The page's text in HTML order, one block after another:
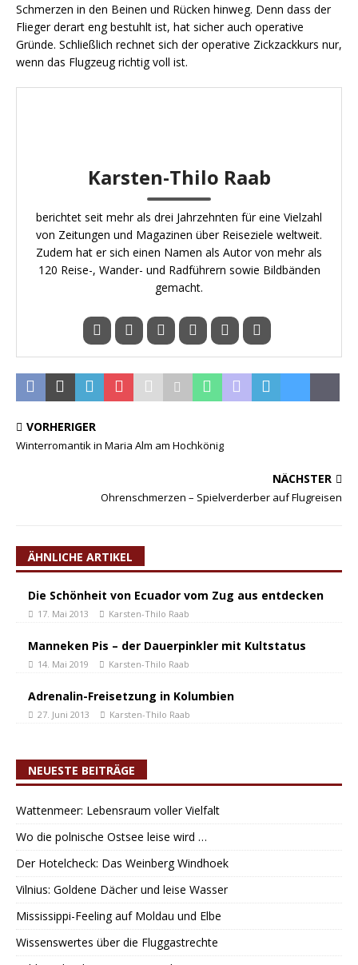
Schmerzen in den Beinen und Rücken hinweg. Denn dass der
Flieger derart eng bestuhlt ist, hat sicher auch operative
Gründe. Schließlich rechnet sich der operative Zickzackkurs nur,
wenn das Flugzeug richtig voll ist.
Karsten-Thilo Raab
berichtet seit mehr als drei Jahrzehnten für eine Vielzahl
von Zeitungen und Magazinen über Reiseziele weltweit.
Zudem hat er sich einen Namen als Autor von mehr als
120 Reise-, Wander- und Radführern sowie Bildbänden
gemacht.
VORHERIGER
Winterromantik in Maria Alm am Hochkönig
NÄCHSTER
Ohrenschmerzen – Spielverderber auf Flugreisen
ÄHNLICHE ARTIKEL
Die Schönheit von Ecuador vom Zug aus entdecken
17. Mai 2013 Karsten-Thilo Raab
Manneken Pis – der Dauerpinkler mit Kultstatus
14. Mai 2019 Karsten-Thilo Raab
Adrenalin-Freisetzung in Kolumbien
27. Juni 2013 Karsten-Thilo Raab
NEUESTE BEITRÄGE
Wattenmeer: Lebensraum voller Vielfalt
Wo die polnische Ostsee leise wird …
Der Hotelcheck: Das Weinberg Windhoek
Vilnius: Goldene Dächer und leise Wasser
Mississippi-Feeling auf Moldau und Elbe
Wissenswertes über die Fluggastrechte